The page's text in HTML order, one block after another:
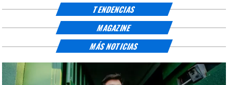
TENDENCIAS
MAGAZINE
MÁS NOTICIAS